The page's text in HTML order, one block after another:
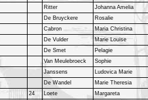
Ritter Johanna Amelia
De Bruyckere Rosalie
Cabron Maria Christina
De Vulder Marie Louise
De Smet Pelagie
Van Meulebroeck Sophie
Janssens Ludovica Marie
De Wandel Marie Theresia
24 Loete Margareta